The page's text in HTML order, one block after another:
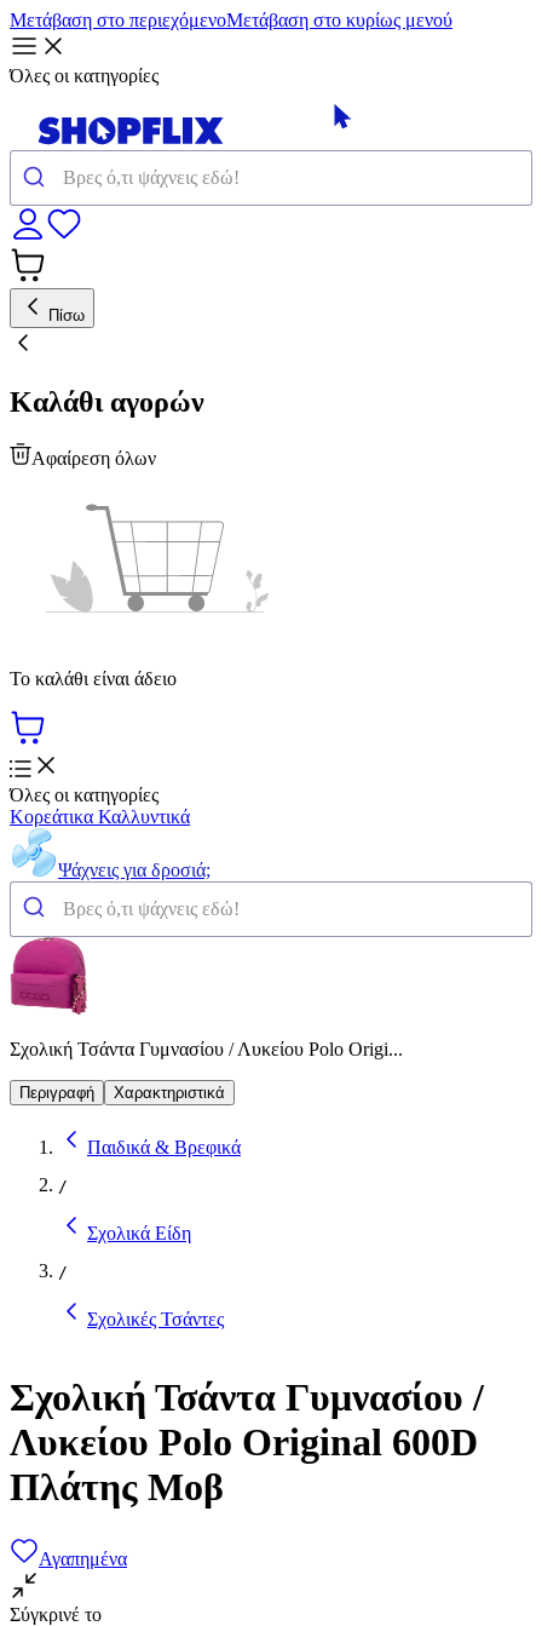
Μετάβαση στο περιεχόμενοΜετάβαση στο κυρίως μενού
Όλες οι κατηγορίες
Πίσω
Καλάθι αγορών
Αφαίρεση όλων
Το καλάθι είναι άδειο
Όλες οι κατηγορίες
Κορεάτικα Καλλυντικά
Ψάχνεις για δροσιά;
Σχολική Τσάντα Γυμνασίου / Λυκείου Polo Origi...
Περιγραφή Χαρακτηριστικά
Παιδικά & Βρεφικά
/
Σχολικά Είδη
/
Σχολικές Τσάντες
Σχολική Τσάντα Γυμνασίου /
Λυκείου Polo Original 600D
Πλάτης Μοβ
Αγαπημένα
Σύγκρινέ το